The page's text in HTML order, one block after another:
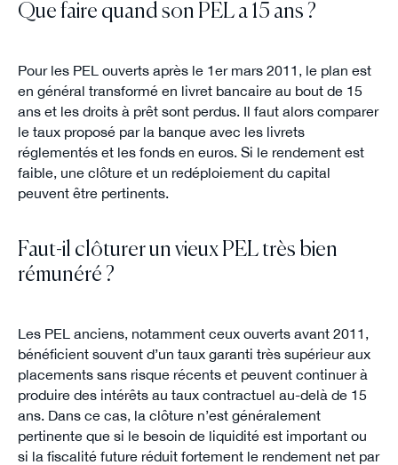
Que faire quand son PEL a 15 ans ?
Pour les PEL ouverts après le 1er mars 2011, le plan est
en général transformé en livret bancaire au bout de 15
ans et les droits à prêt sont perdus. Il faut alors comparer
le taux proposé par la banque avec les livrets
réglementés et les fonds en euros. Si le rendement est
faible, une clôture et un redéploiement du capital
peuvent être pertinents.
Faut-il clôturer un vieux PEL très bien
rémunéré ?
Les PEL anciens, notamment ceux ouverts avant 2011,
bénéficient souvent d’un taux garanti très supérieur aux
placements sans risque récents et peuvent continuer à
produire des intérêts au taux contractuel au-delà de 15
ans. Dans ce cas, la clôture n’est généralement
pertinente que si le besoin de liquidité est important ou
si la fiscalité future réduit fortement le rendement net par